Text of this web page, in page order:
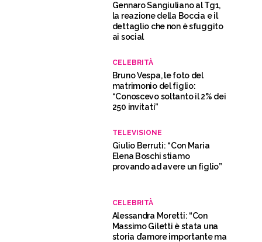
Gennaro Sangiuliano al Tg1,
la reazione della Boccia e il
dettaglio che non è sfuggito
ai social
CELEBRITÀ
Bruno Vespa, le foto del
matrimonio del figlio:
“Conoscevo soltanto il 2% dei
250 invitati”
TELEVISIONE
Giulio Berruti: “Con Maria
Elena Boschi stiamo
provando ad avere un figlio”
CELEBRITÀ
Alessandra Moretti: “Con
Massimo Giletti è stata una
storia d’amore importante ma